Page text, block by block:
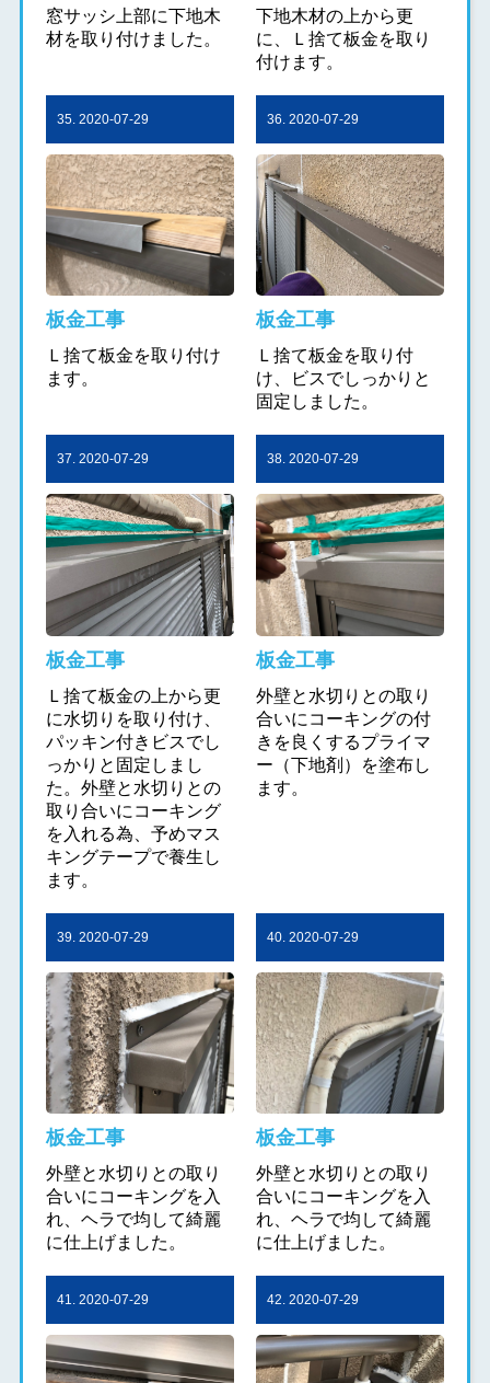
窓サッシ上部に下地木
材を取り付けました。
下地木材の上から更
に、Ｌ捨て板金を取り
付けます。
35. 2020-07-29
板金工事
Ｌ捨て板金を取り付け
ます。
36. 2020-07-29
板金工事
Ｌ捨て板金を取り付
け、ビスでしっかりと
固定しました。
37. 2020-07-29
板金工事
Ｌ捨て板金の上から更
に水切りを取り付け、
パッキン付きビスでし
っかりと固定しまし
た。外壁と水切りとの
取り合いにコーキング
を入れる為、予めマス
キングテープで養生し
ます。
38. 2020-07-29
板金工事
外壁と水切りとの取り
合いにコーキングの付
きを良くするプライマ
ー（下地剤）を塗布し
ます。
39. 2020-07-29
板金工事
外壁と水切りとの取り
合いにコーキングを入
れ、ヘラで均して綺麗
に仕上げました。
40. 2020-07-29
板金工事
外壁と水切りとの取り
合いにコーキングを入
れ、ヘラで均して綺麗
に仕上げました。
41. 2020-07-29 42. 2020-07-29